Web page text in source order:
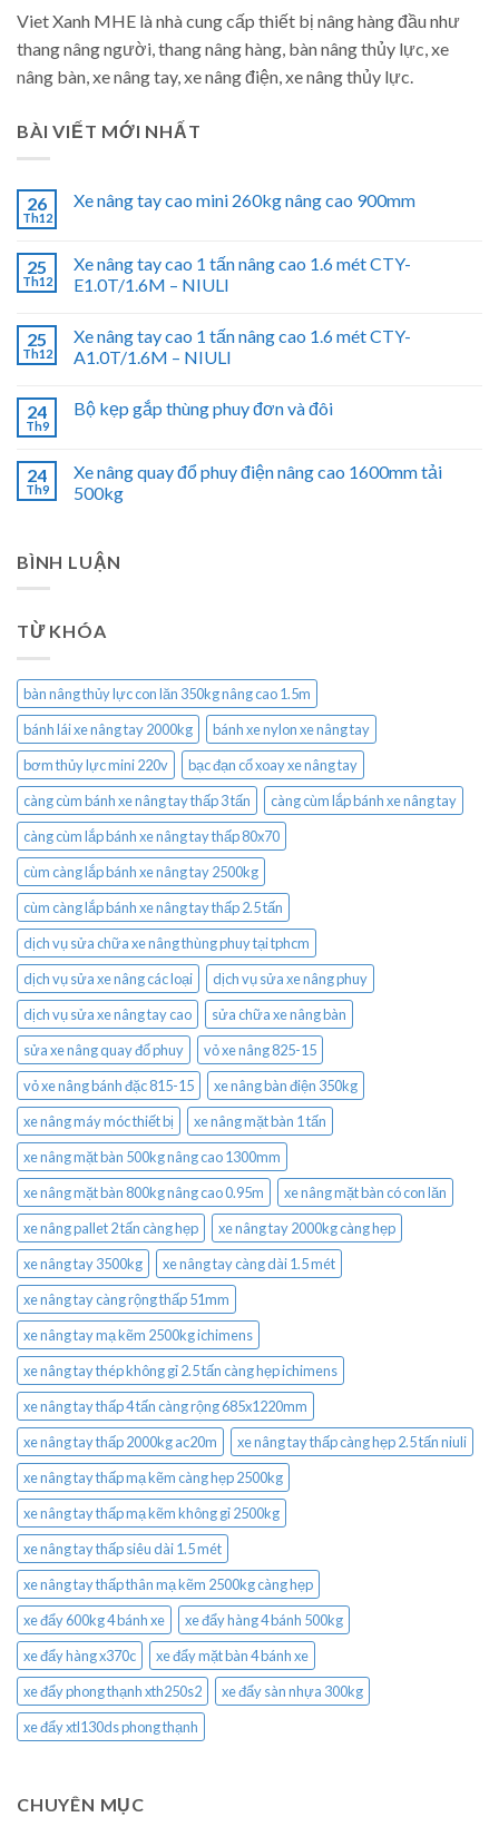
Viet Xanh MHE là nhà cung cấp thiết bị nâng hàng đầu như
thang nâng người, thang nâng hàng, bàn nâng thủy lực, xe
nâng bàn, xe nâng tay, xe nâng điện, xe nâng thủy lực.
BÀI VIẾT MỚI NHẤT
26
Th12
Xe nâng tay cao mini 260kg nâng cao 900mm
25
Th12
Xe nâng tay cao 1 tấn nâng cao 1.6 mét CTY-
E1.0T/1.6M – NIULI
25
Th12
Xe nâng tay cao 1 tấn nâng cao 1.6 mét CTY-
A1.0T/1.6M – NIULI
24
Th9
Bộ kẹp gắp thùng phuy đơn và đôi
24
Th9
Xe nâng quay đổ phuy điện nâng cao 1600mm tải
500kg
BÌNH LUẬN
TỪ KHÓA
bàn nâng thủy lực con lăn 350kg nâng cao 1.5m
bánh lái xe nâng tay 2000kg
bánh xe nylon xe nâng tay
bơm thủy lực mini 220v
bạc đạn cổ xoay xe nâng tay
càng cùm bánh xe nâng tay thấp 3 tấn
càng cùm lắp bánh xe nâng tay
càng cùm lắp bánh xe nâng tay thấp 80x70
cùm càng lắp bánh xe nâng tay 2500kg
cùm càng lắp bánh xe nâng tay thấp 2.5 tấn
dịch vụ sửa chữa xe nâng thùng phuy tại tphcm
dịch vụ sửa xe nâng các loại
dịch vụ sửa xe nâng phuy
dịch vụ sửa xe nâng tay cao
sửa chữa xe nâng bàn
sửa xe nâng quay đổ phuy
vỏ xe nâng 825-15
vỏ xe nâng bánh đặc 815-15
xe nâng bàn điện 350kg
xe nâng máy móc thiết bị
xe nâng mặt bàn 1 tấn
xe nâng mặt bàn 500kg nâng cao 1300mm
xe nâng mặt bàn 800kg nâng cao 0.95m
xe nâng mặt bàn có con lăn
xe nâng pallet 2 tấn càng hẹp
xe nâng tay 2000kg càng hẹp
xe nâng tay 3500kg
xe nâng tay càng dài 1.5 mét
xe nâng tay càng rộng thấp 51mm
xe nâng tay mạ kẽm 2500kg ichimens
xe nâng tay thép không gỉ 2.5 tấn càng hẹp ichimens
xe nâng tay thấp 4 tấn càng rộng 685x1220mm
xe nâng tay thấp 2000kg ac20m
xe nâng tay thấp càng hẹp 2.5 tấn niuli
xe nâng tay thấp mạ kẽm càng hẹp 2500kg
xe nâng tay thấp mạ kẽm không gỉ 2500kg
xe nâng tay thấp siêu dài 1.5 mét
xe nâng tay thấp thân mạ kẽm 2500kg càng hẹp
xe đẩy 600kg 4 bánh xe
xe đẩy hàng 4 bánh 500kg
xe đẩy hàng x370c
xe đẩy mặt bàn 4 bánh xe
xe đẩy phong thạnh xth250s2
xe đẩy sàn nhựa 300kg
xe đẩy xtl130ds phong thạnh
CHUYÊN MỤC